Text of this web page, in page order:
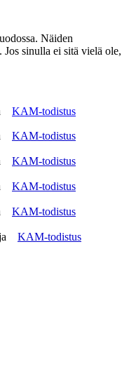
Näiden
Jos sinulla ei sitä vielä ole,
KAM-todistus
KAM-todistus
KAM-todistus
KAM-todistus
KAM-todistus
KAM-todistus